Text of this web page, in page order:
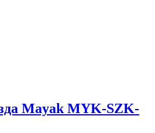
Mayak MYK-SZK-